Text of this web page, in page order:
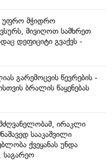
უფრო მჭიდრო
მივიღოთ სამხრეთ
დეფიციტი გვაქვს -
გარემოცვის წევრების -
ბრალის წაყენებას
ირაკლი
სააკაშვილი
ქვეყანას უნდა
საგარეო